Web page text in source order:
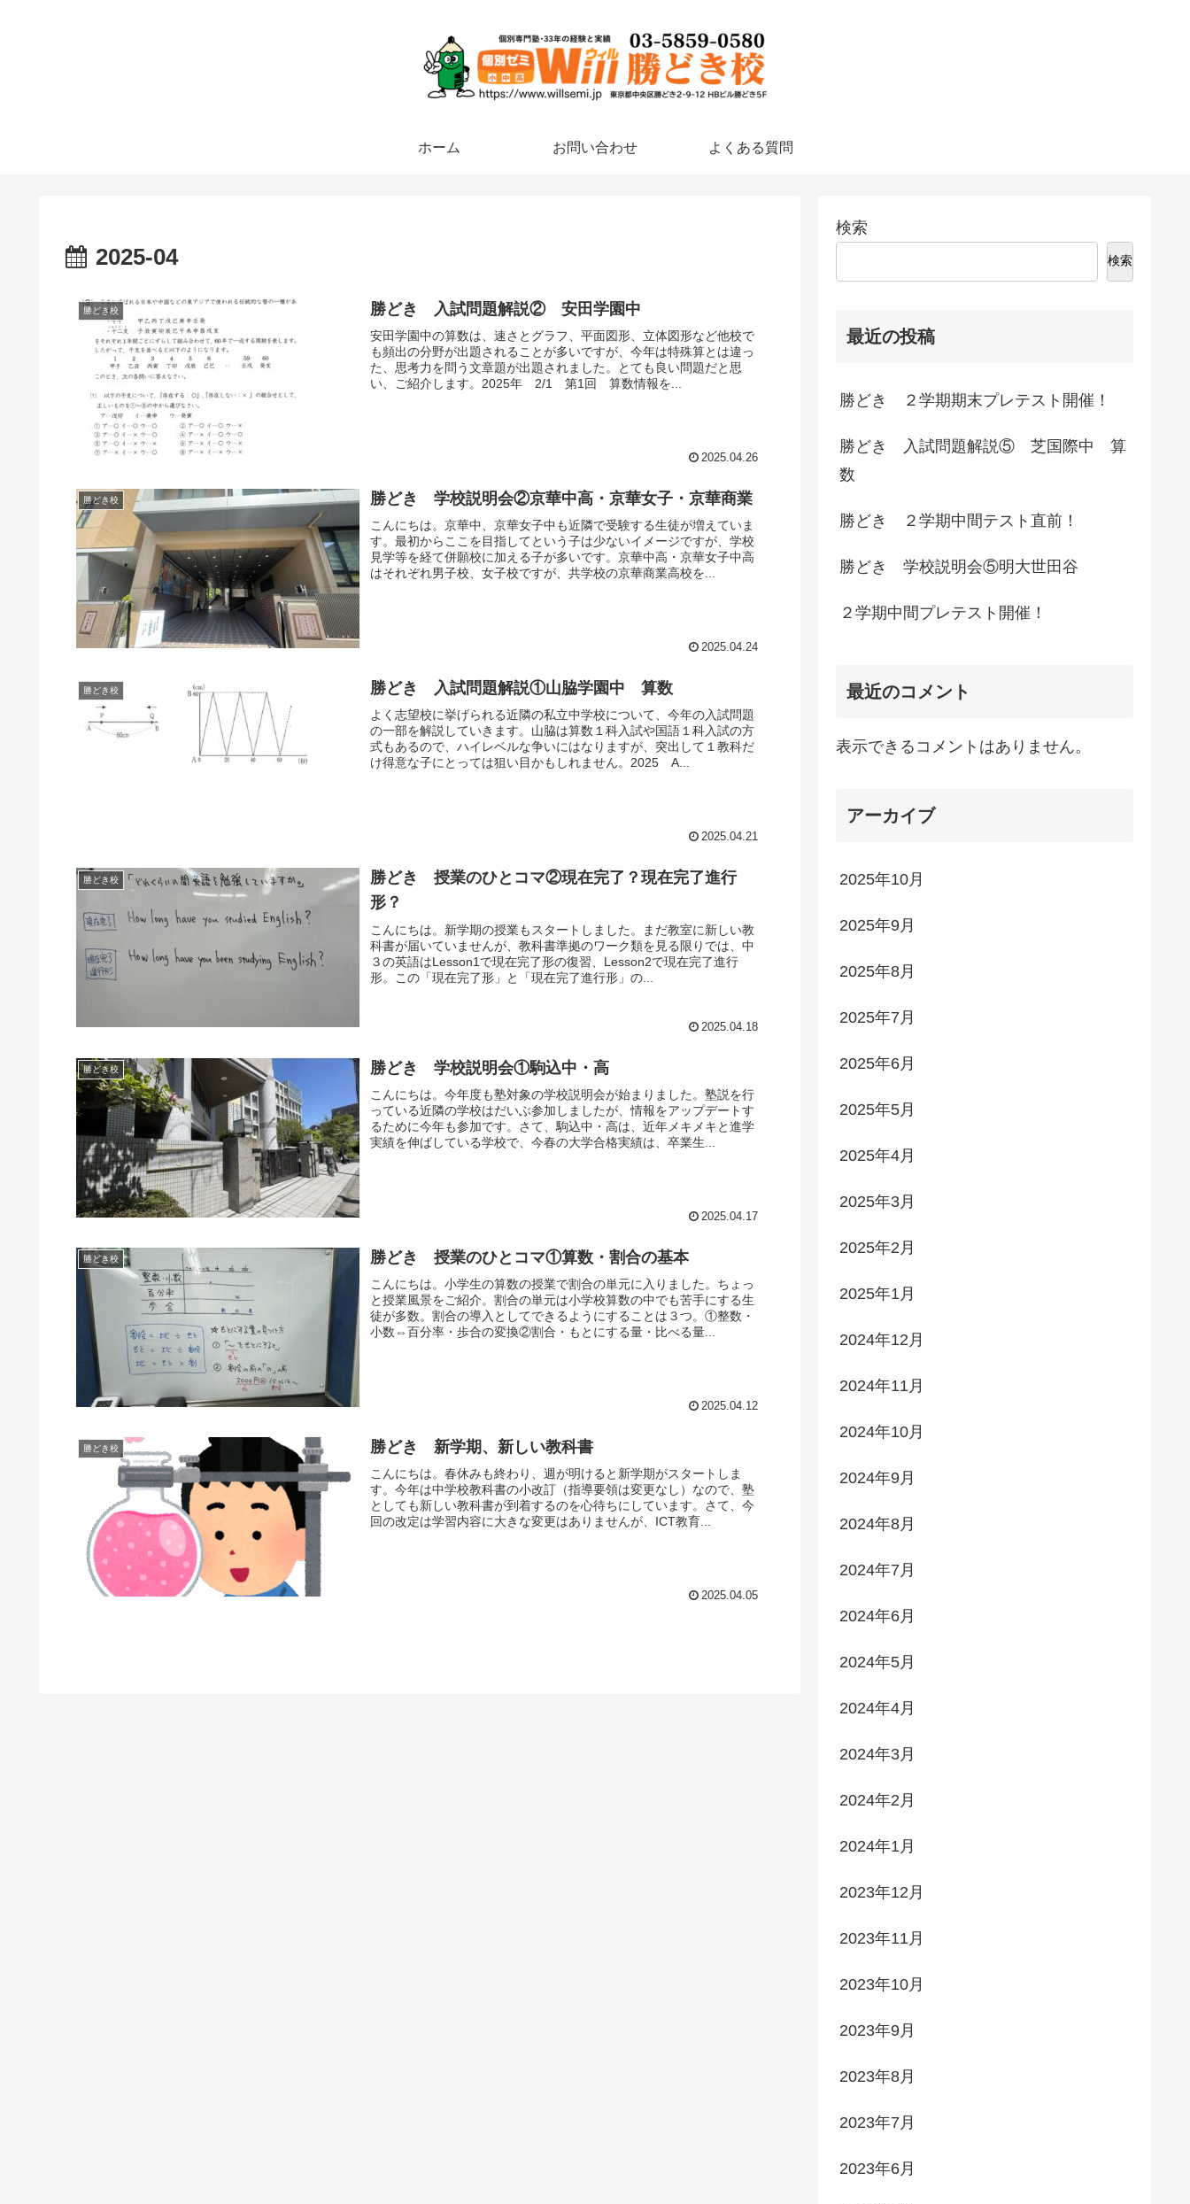
ホーム お問い合わせ よくある質問
2025-04
勝どき校 勝どき 入試問題解説② 安田学園中
安田学園中の算数は、速さとグラフ、平面図形、立体図形など他校で
も頻出の分野が出題されることが多いですが、今年は特殊算とは違っ
た、思考力を問う文章題が出題されました。とても良い問題だと思
い、ご紹介します。2025年 2/1 第1回 算数情報を...
2025.04.26
勝どき校 勝どき 学校説明会②京華中高・京華女子・京華商業
こんにちは。京華中、京華女子中も近隣で受験する生徒が増えていま
す。最初からここを目指してという子は少ないイメージですが、学校
見学等を経て併願校に加える子が多いです。京華中高・京華女子中高
はそれぞれ男子校、女子校ですが、共学校の京華商業高校を...
2025.04.24
勝どき校 勝どき 入試問題解説①山脇学園中 算数
よく志望校に挙げられる近隣の私立中学校について、今年の入試問題
の一部を解説していきます。山脇は算数１科入試や国語１科入試の方
式もあるので、ハイレベルな争いにはなりますが、突出して１教科だ
け得意な子にとっては狙い目かもしれません。2025 A...
2025.04.21
勝どき校
勝どき 授業のひとコマ②現在完了？現在完了進行
形？
こんにちは。新学期の授業もスタートしました。まだ教室に新しい教
科書が届いていませんが、教科書準拠のワーク類を見る限りでは、中
３の英語はLesson1で現在完了形の復習、Lesson2で現在完了進行
形。この「現在完了形」と「現在完了進行形」の...
2025.04.18
勝どき校 勝どき 学校説明会①駒込中・高
こんにちは。今年度も塾対象の学校説明会が始まりました。塾説を行
っている近隣の学校はだいぶ参加しましたが、情報をアップデートす
るために今年も参加です。さて、駒込中・高は、近年メキメキと進学
実績を伸ばしている学校で、今春の大学合格実績は、卒業生...
2025.04.17
勝どき校 勝どき 授業のひとコマ①算数・割合の基本
こんにちは。小学生の算数の授業で割合の単元に入りました。ちょっ
と授業風景をご紹介。割合の単元は小学校算数の中でも苦手にする生
徒が多数。割合の導入としてできるようにすることは３つ。①整数・
小数⇔百分率・歩合の変換②割合・もとにする量・比べる量...
2025.04.12
勝どき校 勝どき 新学期、新しい教科書
こんにちは。春休みも終わり、週が明けると新学期がスタートしま
す。今年は中学校教科書の小改訂（指導要領は変更なし）なので、塾
としても新しい教科書が到着するのを心待ちにしています。さて、今
回の改定は学習内容に大きな変更はありませんが、ICT教育...
2025.04.05
検索
検索
最近の投稿
勝どき ２学期期末プレテスト開催！
勝どき 入試問題解説⑤ 芝国際中 算
数
勝どき ２学期中間テスト直前！
勝どき 学校説明会⑤明大世田谷
２学期中間プレテスト開催！
最近のコメント
表示できるコメントはありません。
アーカイブ
2025年10月
2025年9月
2025年8月
2025年7月
2025年6月
2025年5月
2025年4月
2025年3月
2025年2月
2025年1月
2024年12月
2024年11月
2024年10月
2024年9月
2024年8月
2024年7月
2024年6月
2024年5月
2024年4月
2024年3月
2024年2月
2024年1月
2023年12月
2023年11月
2023年10月
2023年9月
2023年8月
2023年7月
2023年6月